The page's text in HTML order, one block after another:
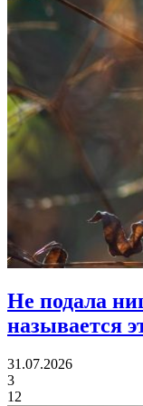
Не подала
называется
31.07.2026
3
12